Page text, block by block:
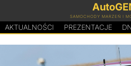
SAMOCHODY MARZEŃ I
AKTUALNOŚCI PREZENTACJE D